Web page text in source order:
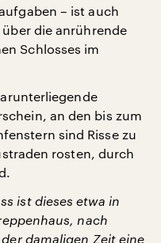
– ist auch
die anrührende
Schlosses im
an den bis zum
sind Risse zu
rosten, durch
ist dieses etwa in
nach
damaligen Zeit eine